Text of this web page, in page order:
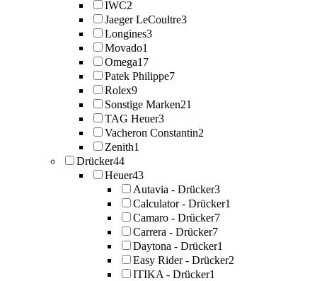
IWC2
Jaeger LeCoultre3
Longines3
Movado1
Omega17
Patek Philippe7
Rolex9
Sonstige Marken21
TAG Heuer3
Vacheron Constantin2
Zenith1
Drücker44
Heuer43
Autavia - Drücker3
Calculator - Drücker1
Camaro - Drücker7
Carrera - Drücker7
Daytona - Drücker1
Easy Rider - Drücker2
ITIKA - Drücker1